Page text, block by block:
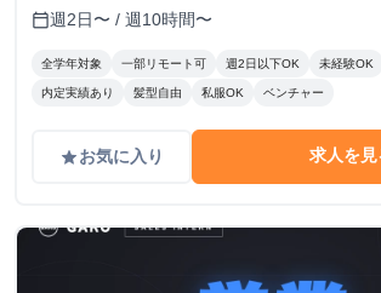
calendar_today週2日〜 / 週10時間〜
全学年対象 一部リモート可 週2日以下OK 未経験OK
内定実績あり 髪型自由 私服OK ベンチャー
gradeお気に入り 求人を見